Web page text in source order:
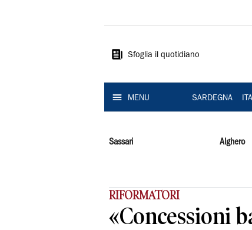
Sardegna
Sfoglia il quotidiano
MENU SARDEGNA
Sassari Alghero
RIFORMATORI
«Concessioni